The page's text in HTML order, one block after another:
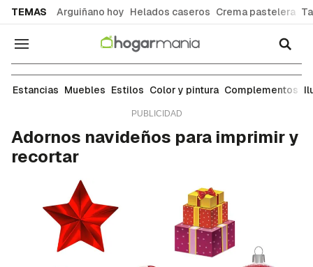
TEMAS Arguiñano hoy Helados caseros Crema pastelera
Navegación
Manualidades
Estancias Muebles Estilos Color y pintura Complementos
Adornos navideños para imprimir y
recortar